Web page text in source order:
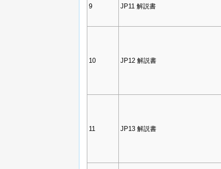
9 JP11 解説書
10 JP12 解説書
11 JP13 解説書